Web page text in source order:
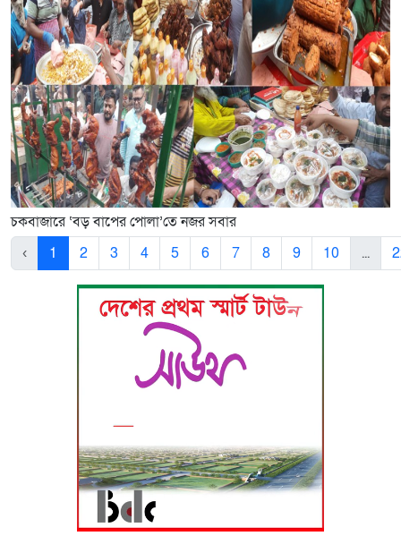
চকবাজারে ‘বড় বাপের পোলা’তে নজর সবার
‹
1 2 3 4 5 6 7 8 9 10 ...